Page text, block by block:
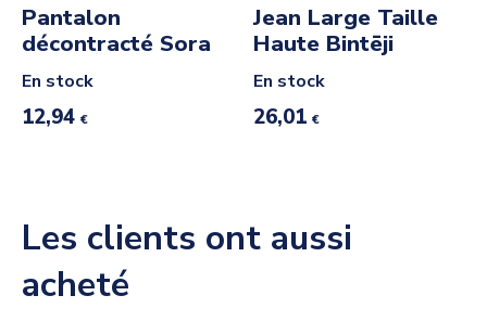
Pantalon
décontracté Sora
En stock
12,94 €
Jean Large Taille
Haute Bintēji
En stock
26,01 €
Les clients ont aussi
acheté